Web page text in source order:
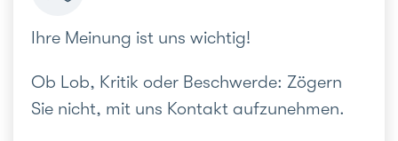
Ihre Meinung ist uns wichtig!
Ob Lob, Kritik oder Beschwerde: Zögern
Sie nicht, mit uns Kontakt aufzunehmen.